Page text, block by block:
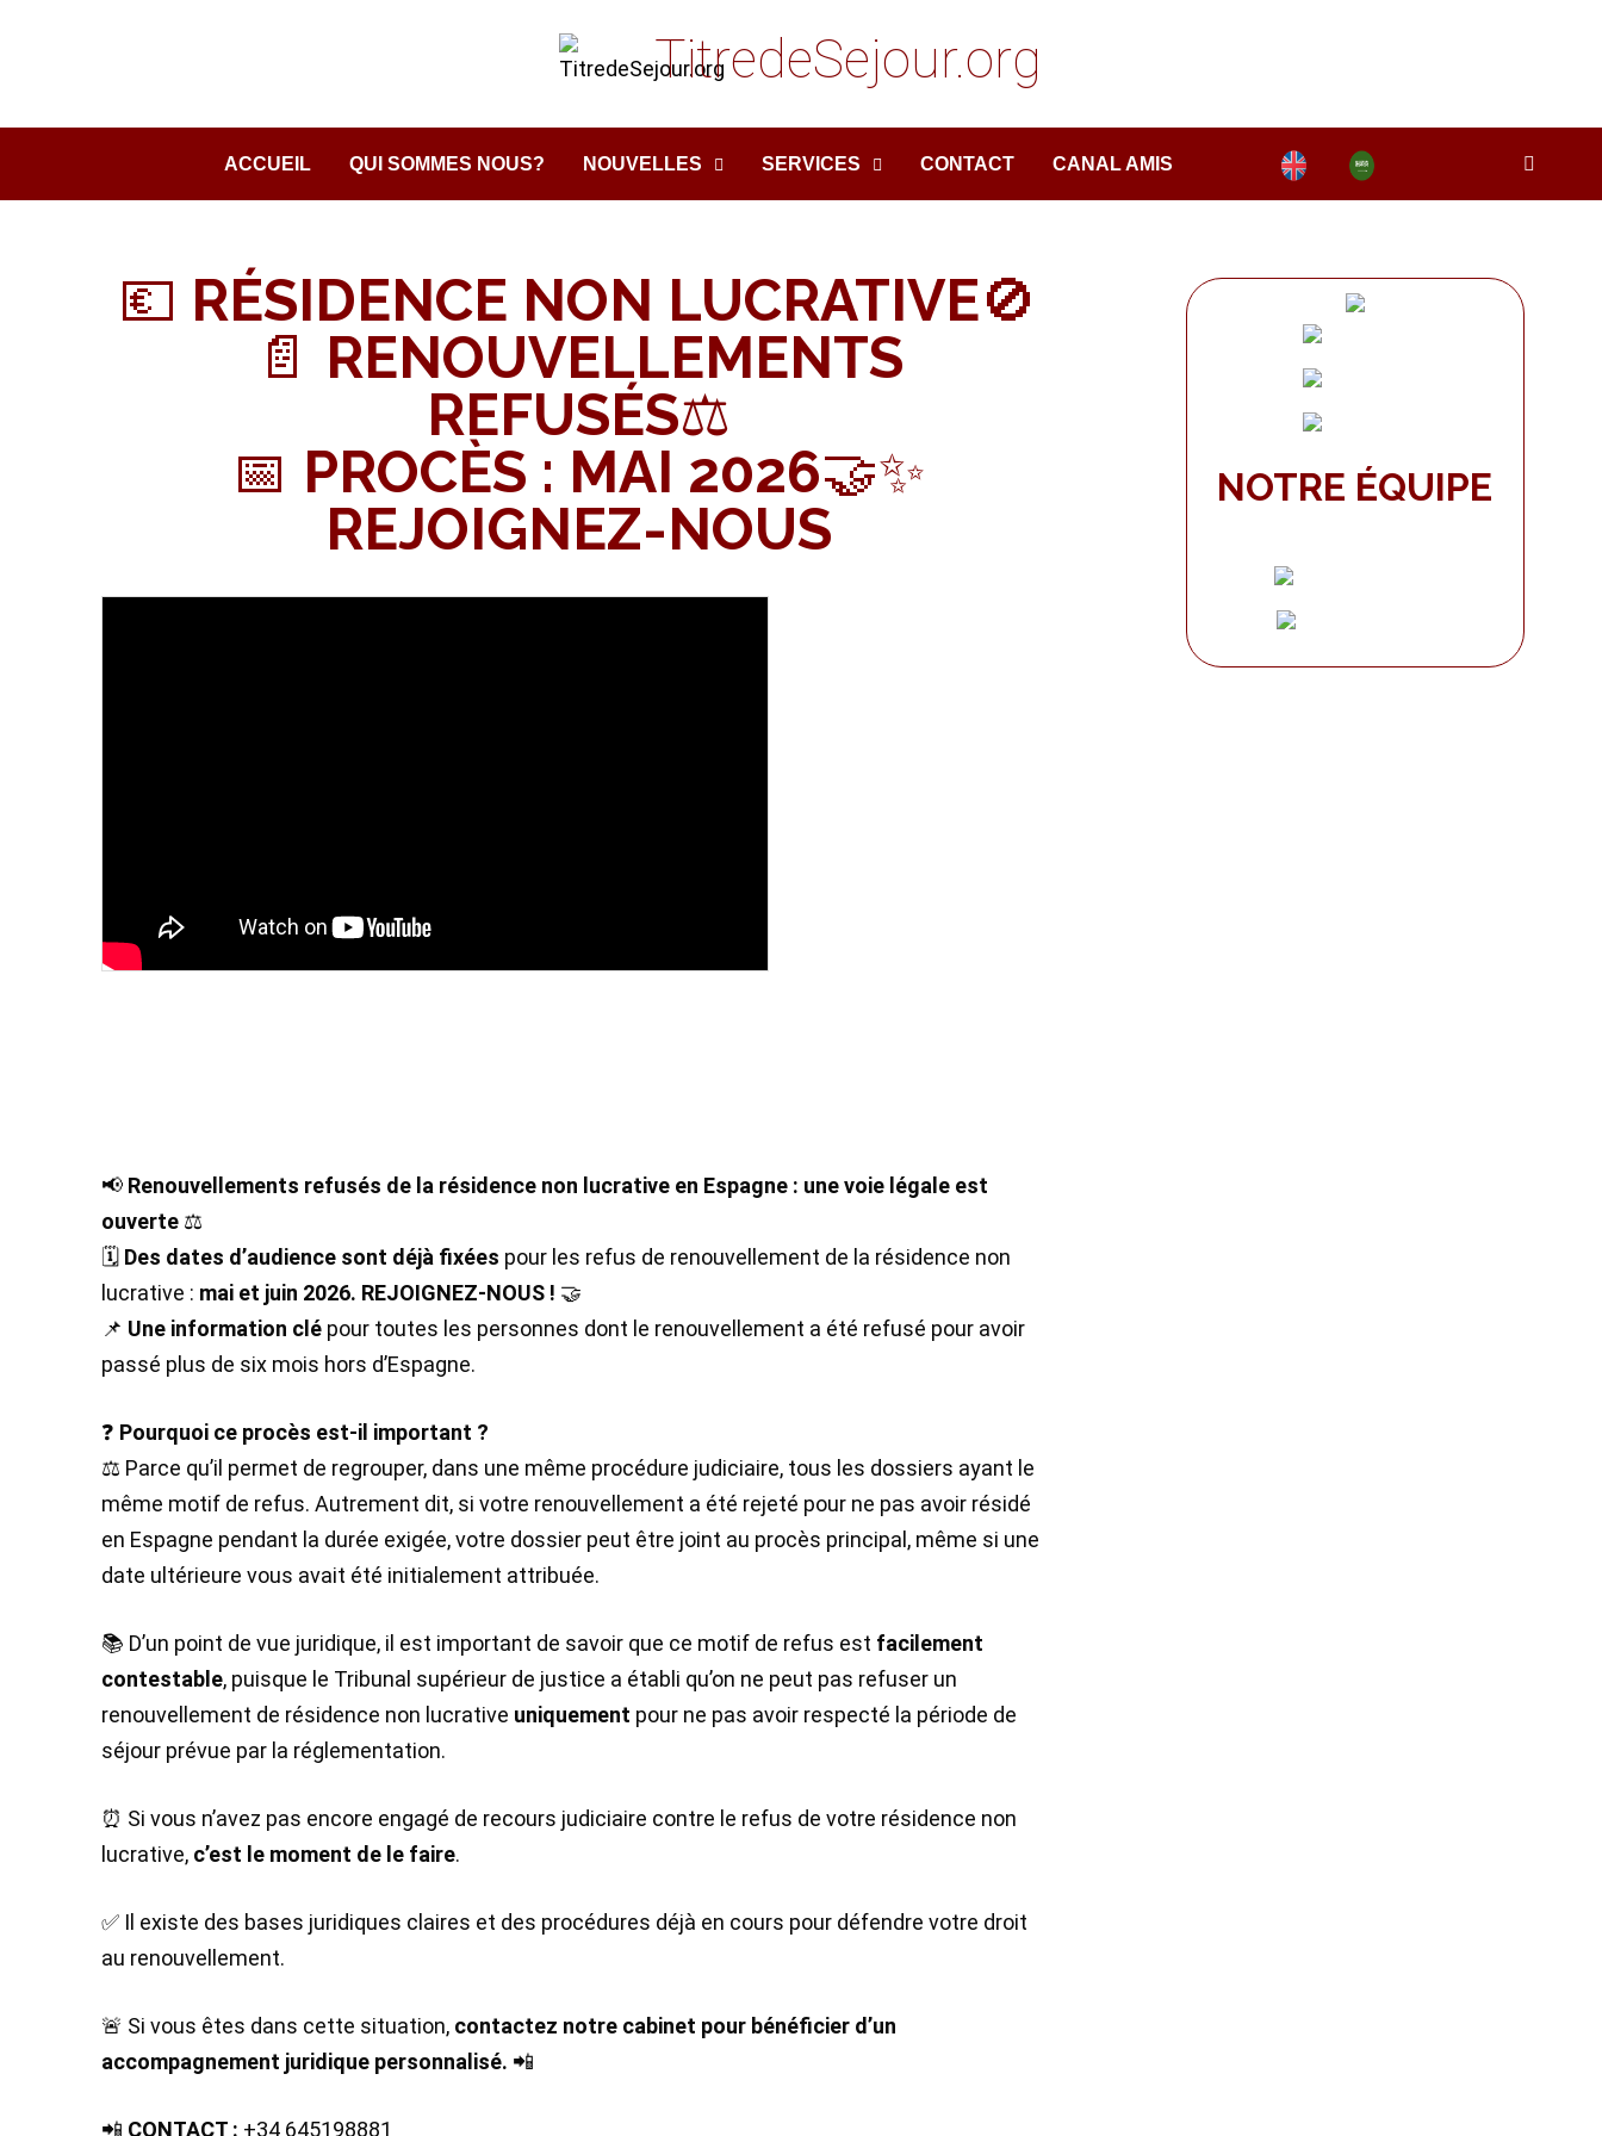
TitredeSejour.org
ACCUEIL QUI SOMMES NOUS? NOUVELLES SERVICES CONTACT CANAL AMIS
💶 RÉSIDENCE NON LUCRATIVE🚫
📄 RENOUVELLEMENTS
REFUSÉS⚖️
📅 PROCÈS : MAI 2026🤝✨
REJOIGNEZ-NOUS
📢 Renouvellements refusés de la résidence non lucrative en Espagne : une voie légale est
ouverte ⚖️
🗓️ Des dates d’audience sont déjà fixées pour les refus de renouvellement de la résidence non
lucrative : mai et juin 2026. REJOIGNEZ-NOUS ! 🤝
📌 Une information clé pour toutes les personnes dont le renouvellement a été refusé pour avoir
passé plus de six mois hors d’Espagne.
❓ Pourquoi ce procès est-il important ?
⚖️ Parce qu’il permet de regrouper, dans une même procédure judiciaire, tous les dossiers ayant le
même motif de refus. Autrement dit, si votre renouvellement a été rejeté pour ne pas avoir résidé
en Espagne pendant la durée exigée, votre dossier peut être joint au procès principal, même si une
date ultérieure vous avait été initialement attribuée.
📚 D’un point de vue juridique, il est important de savoir que ce motif de refus est facilement
contestable, puisque le Tribunal supérieur de justice a établi qu’on ne peut pas refuser un
renouvellement de résidence non lucrative uniquement pour ne pas avoir respecté la période de
séjour prévue par la réglementation.
⏰ Si vous n’avez pas encore engagé de recours judiciaire contre le refus de votre résidence non
lucrative, c’est le moment de le faire.
✅ Il existe des bases juridiques claires et des procédures déjà en cours pour défendre votre droit
au renouvellement.
🚨 Si vous êtes dans cette situation, contactez notre cabinet pour bénéficier d’un
accompagnement juridique personnalisé. 📲
📲 CONTACT : +34 645198881
NOTRE ÉQUIPE